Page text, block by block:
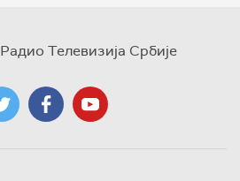
Радио Телевизија Србије